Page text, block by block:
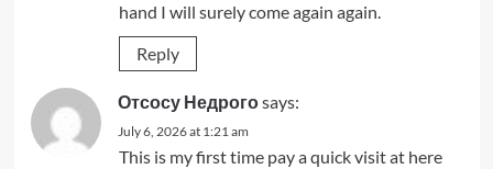
hand I will surely come again again.
Reply
Отсосу Недрогоsays:
July 6, 2026 at 1:21 am
This is my first time pay a quick visit at here